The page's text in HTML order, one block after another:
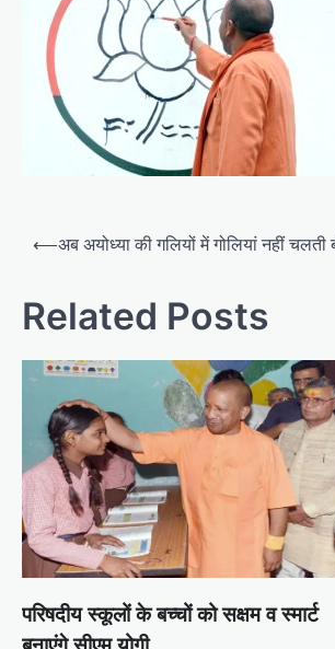
Post
⟵अब अयोध्या की गलियों में गोलियां नहीं चलती
Related Posts
परिषदीय स्कूलों के बच्चों को सक्षम व स्मार्ट